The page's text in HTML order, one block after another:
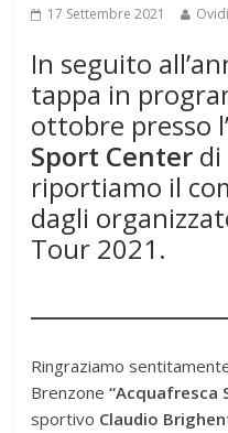
17 Settembre 2021
In seguito
tappa in
ottobre presso
Sport Center di
riportiamo il
dagli
Tour 2021.
Ringraziamo
Brenzone“Acquafresca
sportivo Claudio